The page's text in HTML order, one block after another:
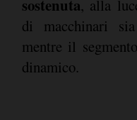
sostenuta, alla
di macchinari
mentre il
dinamico.